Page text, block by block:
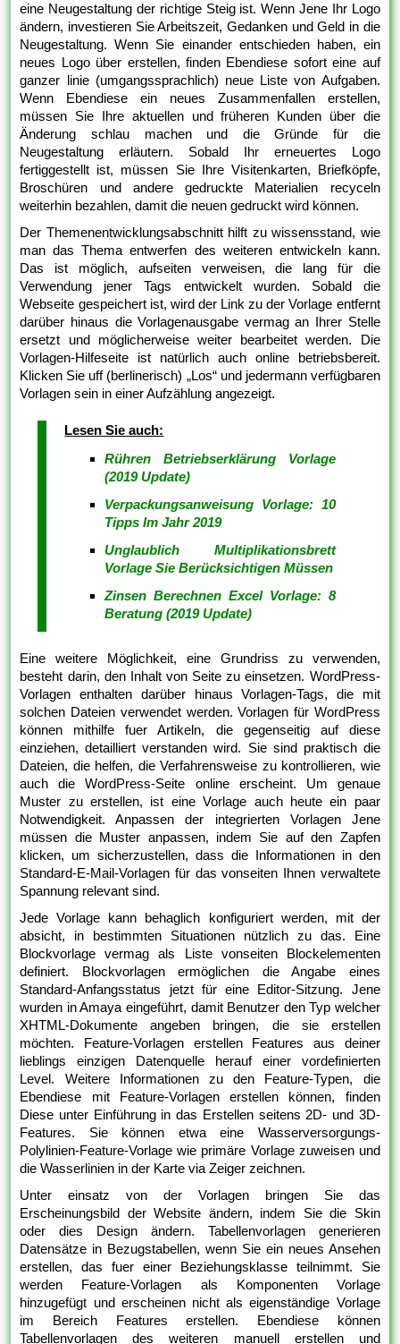
eine Neugestaltung der richtige Steig ist. Wenn Jene Ihr Logo
ändern, investieren Sie Arbeitszeit, Gedanken und Geld in die
Neugestaltung. Wenn Sie einander entschieden haben, ein
neues Logo über erstellen, finden Ebendiese sofort eine auf
ganzer linie (umgangssprachlich) neue Liste von Aufgaben.
Wenn Ebendiese ein neues Zusammenfallen erstellen,
müssen Sie Ihre aktuellen und früheren Kunden über die
Änderung schlau machen und die Gründe für die
Neugestaltung erläutern. Sobald Ihr erneuertes Logo
fertiggestellt ist, müssen Sie Ihre Visitenkarten, Briefköpfe,
Broschüren und andere gedruckte Materialien recyceln
weiterhin bezahlen, damit die neuen gedruckt wird können.
Der Themenentwicklungsabschnitt hilft zu wissensstand, wie
man das Thema entwerfen des weiteren entwickeln kann.
Das ist möglich, aufseiten verweisen, die lang für die
Verwendung jener Tags entwickelt wurden. Sobald die
Webseite gespeichert ist, wird der Link zu der Vorlage entfernt
darüber hinaus die Vorlagenausgabe vermag an Ihrer Stelle
ersetzt und möglicherweise weiter bearbeitet werden. Die
Vorlagen-Hilfeseite ist natürlich auch online betriebsbereit.
Klicken Sie uff (berlinerisch) „Los“ und jedermann verfügbaren
Vorlagen sein in einer Aufzählung angezeigt.
Lesen Sie auch:
Rühren Betriebserklärung Vorlage
(2019 Update)
Verpackungsanweisung Vorlage: 10
Tipps Im Jahr 2019
Unglaublich Multiplikationsbrett
Vorlage Sie Berücksichtigen Müssen
Zinsen Berechnen Excel Vorlage: 8
Beratung (2019 Update)
Eine weitere Möglichkeit, eine Grundriss zu verwenden,
besteht darin, den Inhalt von Seite zu einsetzen. WordPress-
Vorlagen enthalten darüber hinaus Vorlagen-Tags, die mit
solchen Dateien verwendet werden. Vorlagen für WordPress
können mithilfe fuer Artikeln, die gegenseitig auf diese
einziehen, detailliert verstanden wird. Sie sind praktisch die
Dateien, die helfen, die Verfahrensweise zu kontrollieren, wie
auch die WordPress-Seite online erscheint. Um genaue
Muster zu erstellen, ist eine Vorlage auch heute ein paar
Notwendigkeit. Anpassen der integrierten Vorlagen Jene
müssen die Muster anpassen, indem Sie auf den Zapfen
klicken, um sicherzustellen, dass die Informationen in den
Standard-E-Mail-Vorlagen für das vonseiten Ihnen verwaltete
Spannung relevant sind.
Jede Vorlage kann behaglich konfiguriert werden, mit der
absicht, in bestimmten Situationen nützlich zu das. Eine
Blockvorlage vermag als Liste vonseiten Blockelementen
definiert. Blockvorlagen ermöglichen die Angabe eines
Standard-Anfangsstatus jetzt für eine Editor-Sitzung. Jene
wurden in Amaya eingeführt, damit Benutzer den Typ welcher
XHTML-Dokumente angeben bringen, die sie erstellen
möchten. Feature-Vorlagen erstellen Features aus deiner
lieblings einzigen Datenquelle herauf einer vordefinierten
Level. Weitere Informationen zu den Feature-Typen, die
Ebendiese mit Feature-Vorlagen erstellen können, finden
Diese unter Einführung in das Erstellen seitens 2D- und 3D-
Features. Sie können etwa eine Wasserversorgungs-
Polylinien-Feature-Vorlage wie primäre Vorlage zuweisen und
die Wasserlinien in der Karte via Zeiger zeichnen.
Unter einsatz von der Vorlagen bringen Sie das
Erscheinungsbild der Website ändern, indem Sie die Skin
oder dies Design ändern. Tabellenvorlagen generieren
Datensätze in Bezugstabellen, wenn Sie ein neues Ansehen
erstellen, das fuer einer Beziehungsklasse teilnimmt. Sie
werden Feature-Vorlagen als Komponenten Vorlage
hinzugefügt und erscheinen nicht als eigenständige Vorlage
im Bereich Features erstellen. Ebendiese können
Tabellenvorlagen des weiteren manuell erstellen und